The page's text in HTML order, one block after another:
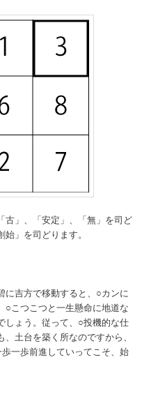
古」、「安定」、「無」を司ど
」を司どります。
に吉方で移動すると、○カンに
○こつこつと一生懸命に地道な
しょう。従って、○投機的な仕
土台を築く所なのですから、
一歩前進していってこそ、始